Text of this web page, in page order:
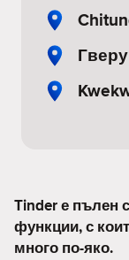
Гверу
Tinder е пълен
функции, с
много по-яко.